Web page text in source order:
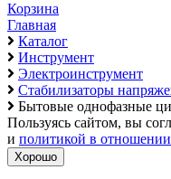
Корзина
Главная
Каталог
Инструмент
Электроинструмент
Стабилизаторы
Бытовые однофазные
Пользуясь сайтом, вы
и политикой в
Хорошо